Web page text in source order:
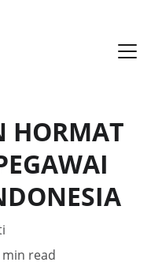
HORMAT
min read